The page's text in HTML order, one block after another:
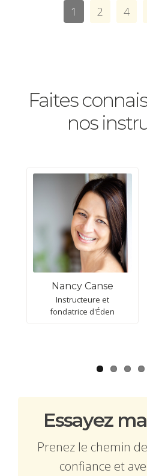
ancrage à nous inviter à
même lorsque l'inconfort
1 2 4
Faites
nos
Nancy Canse
Instructeure et
fondatrice d'Éden
Essayez
Prenez le chemin
confiance et